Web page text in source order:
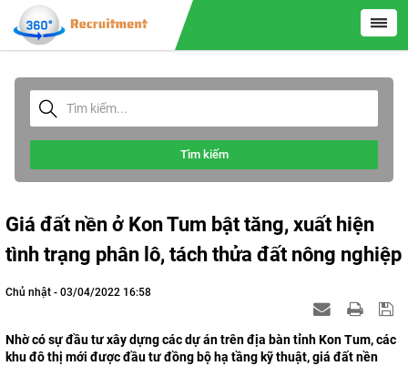
Tìm kiếm
Giá đất nền ở Kon Tum bật tăng, xuất hiện
tình trạng phân lô, tách thửa đất nông nghiệp
Chủ nhật - 03/04/2022 16:58
Nhờ có sự đầu tư xây dựng các dự án trên địa bàn tỉnh Kon Tum, các
khu đô thị mới được đầu tư đồng bộ hạ tầng kỹ thuật, giá đất nền